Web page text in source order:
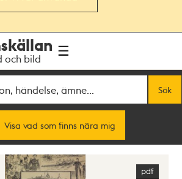
och bild
Sök
Visa vad som finns nära mig